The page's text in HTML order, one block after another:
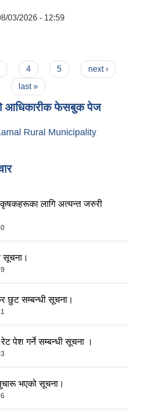
03/2026 - 12:59
4 5
next ›
last »
आधिकारीक फेसबुक पेज
Rural Municipality
कृषकहरूका लागि अत्यन्त जरुरी
सूचना।
छुट सम्बन्धी सूचना।
पेश गर्ने सम्बन्धी सूचना ।
भएको सूचना।